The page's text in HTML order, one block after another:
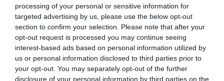
processing of your personal or sensitive information for
targeted advertising by us, please use the below opt-out
section to confirm your selection. Please note that after your
opt-out request is processed you may continue seeing
interest-based ads based on personal information utilized by
us or personal information disclosed to third parties prior to
your opt-out. You may separately opt-out of the further
disclosure of your personal information by third parties on the